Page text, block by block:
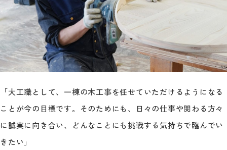
「大工職として、一棟の木工事を任せていただけるようになる
ことが今の目標です。そのためにも、日々の仕事や関わる方々
に誠実に向き合い、どんなことにも挑戦する気持ちで臨んでい
きたい」